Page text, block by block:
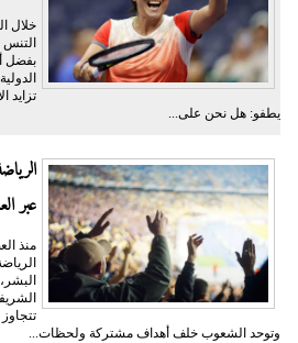
خلال
بفضل
تزايد
يطفو: هل نحن على...
عبر
منذ
وتوحد الشعوب خلف أهداف مشتركة ولحظات...